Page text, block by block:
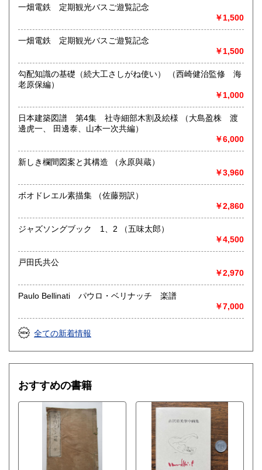
書籍の買取について
美術関係、建築関係資料等扱っております。
また、江戸期からの古地図、刷り物など、視覚的に当時の様
店頭へのお持ち込み、宅配便でのご送付のいずれも承りま
す。
どうぞお気軽にご相談ください。
取り扱い分野
歴史、社会科学、自然科学、美術工芸、国語国文、古典籍、
近代文献、趣味、サブカルチャー、古書一般（その他）
一畑電鉄 定期観光バスご遊覧記念
￥1,500
一畑電鉄 定期観光バスご遊覧記念
￥1,500
勾配知識の基礎（続大工さしがね使い） （西崎健治監修 海
老原保編）
￥1,000
日本建築図譜 第4集 社寺細部木割及絵様 （大島盈株 渡
邊虎一、 田邊泰、山本一次共編）
￥6,000
新しき欄間図案と其構造 （永原與蔵）
￥3,960
ボオドレエル素描集 （佐藤朔訳）
￥2,860
ジャズソングブック 1、2 （五味太郎）
￥4,500
戸田氏共公
￥2,970
Paulo Bellinati パウロ・ベリナッチ 楽譜
￥7,000
全ての新着情報
おすすめの書籍